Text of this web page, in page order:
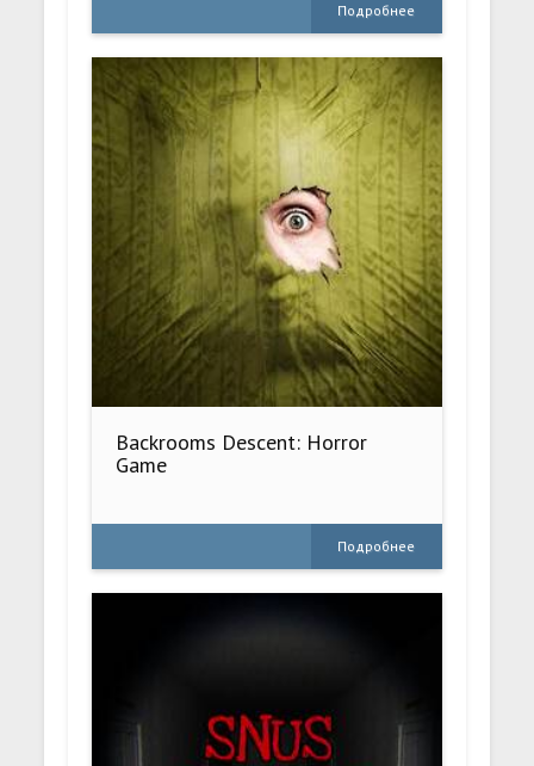
Подробнее
Backrooms Descent: Horror
Game
Подробнее